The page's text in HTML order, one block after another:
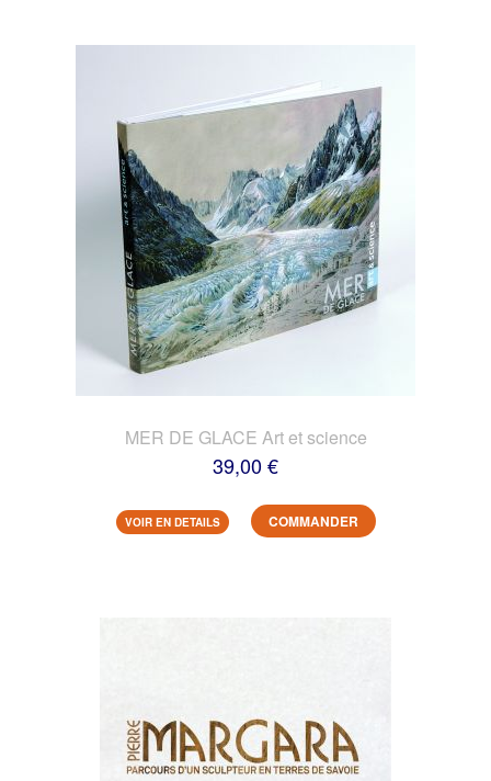
MER DE GLACE Art et science
39,00 €
VOIR EN DETAILS COMMANDER